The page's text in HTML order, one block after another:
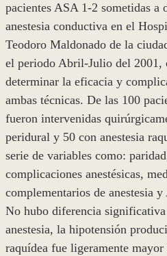
pacientes ASA 1-2 sometidas a
anestesia conductiva en el
Teodoro Maldonado de la
el periodo Abril-Julio del 2001,
determinar la eficacia y
ambas técnicas. De las 100
fueron intervenidas
peridural y 50 con anestesia
serie de variables como:
complicaciones anestésicas,
complementarios de anestesia
No hubo diferencia
anestesia, la hipotensión
raquídea fue ligeramente